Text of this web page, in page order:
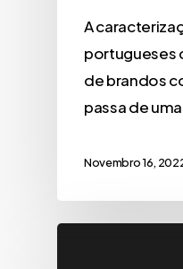
A
portugueses
de brandos
passa de
Novembro 16,